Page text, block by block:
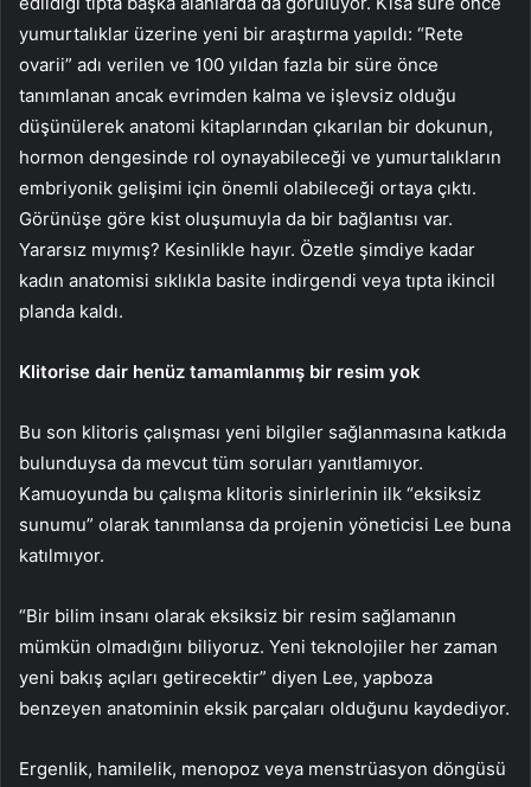
yumurtalıklar üzerine yeni bir araştırma yapıldı: “Rete
ovarii” adı verilen ve 100 yıldan fazla bir süre önce
tanımlanan ancak evrimden kalma ve işlevsiz olduğu
düşünülerek anatomi kitaplarından çıkarılan bir dokunun,
hormon dengesinde rol oynayabileceği ve yumurtalıkların
embriyonik gelişimi için önemli olabileceği ortaya çıktı.
Görünüşe göre kist oluşumuyla da bir bağlantısı var.
Yararsız mıymış? Kesinlikle hayır. Özetle şimdiye kadar
kadın anatomisi sıklıkla basite indirgendi veya tıpta ikincil
planda kaldı.
Klitorise dair henüz tamamlanmış bir resim yok
Bu son klitoris çalışması yeni bilgiler sağlanmasına katkıda
bulunduysa da mevcut tüm soruları yanıtlamıyor.
Kamuoyunda bu çalışma klitoris sinirlerinin ilk “eksiksiz
sunumu” olarak tanımlansa da projenin yöneticisi Lee buna
katılmıyor.
“Bir bilim insanı olarak eksiksiz bir resim sağlamanın
mümkün olmadığını biliyoruz. Yeni teknolojiler her zaman
yeni bakış açıları getirecektir” diyen Lee, yapboza
benzeyen anatominin eksik parçaları olduğunu kaydediyor.
Ergenlik, hamilelik, menopoz veya menstrüasyon döngüsü